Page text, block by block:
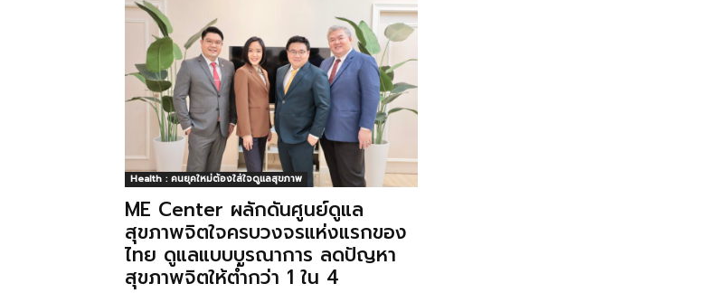
Health : คนยุคใหม่ต้องใส่ใจดูแลสุขภาพ
ME Center ผลักดันศูนย์ดูแล
สุขภาพจิตใจครบวงจรแห่งแรกของ
ไทย ดูแลแบบบูรณาการ ลดปัญหา
สุขภาพจิตให้ต่ำกว่า 1 ใน 4